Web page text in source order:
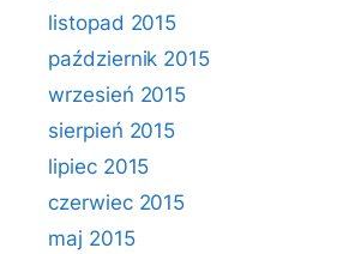
listopad 2015
październik 2015
wrzesień 2015
sierpień 2015
lipiec 2015
czerwiec 2015
maj 2015